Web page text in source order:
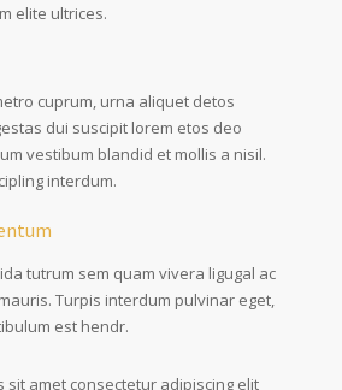
elite ultrices.
cuprum, urna aliquet detos
dui suscipit lorem etos deo
vestibum blandid et mollis a nisil.
interdum.
tutrum sem quam vivera ligugal ac
Turpis interdum pulvinar eget,
est hendr.
sit amet consectetur adipiscing elit